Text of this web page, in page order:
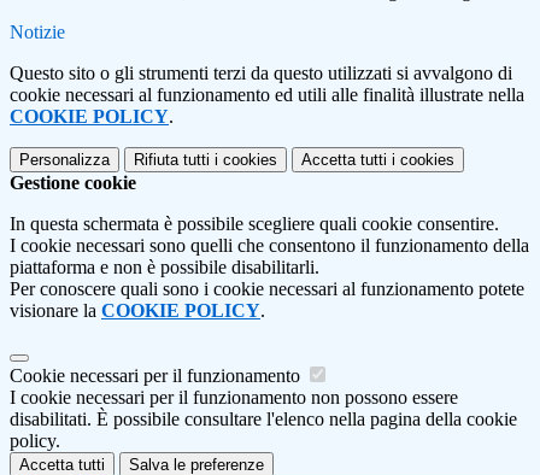
Notizie
Questo sito o gli strumenti terzi da questo utilizzati si avvalgono di
cookie necessari al funzionamento ed utili alle finalità illustrate nella
COOKIE POLICY.
Personalizza Rifiuta tutti i cookies Accetta tutti i cookies
Gestione cookie
In questa schermata è possibile scegliere quali cookie consentire.
I cookie necessari sono quelli che consentono il funzionamento della
piattaforma e non è possibile disabilitarli.
Per conoscere quali sono i cookie necessari al funzionamento potete
visionare la COOKIE POLICY.
Cookie necessari per il funzionamento
I cookie necessari per il funzionamento non possono essere
disabilitati. È possibile consultare l'elenco nella pagina della cookie
policy.
Accetta tutti Salva le preferenze